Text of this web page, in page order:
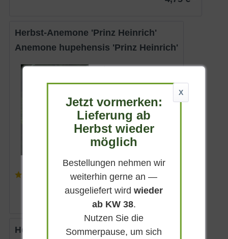
Herbst-Anemone 'Prinz Heinrich'
Anemone hupehensis 'Prinz Heinrich'
Purpurrosa
September -
Oktober
90 - 120 cm
Lieferbar
)
Herbst-Anemone 'Rosenschale'
X
Jetzt vormerken:
Lieferung ab
Herbst wieder
möglich
Bestellungen nehmen wir
weiterhin gerne an —
ausgeliefert wirdwieder
ab KW 38.
Nutzen Sie die
Sommerpause, um sich